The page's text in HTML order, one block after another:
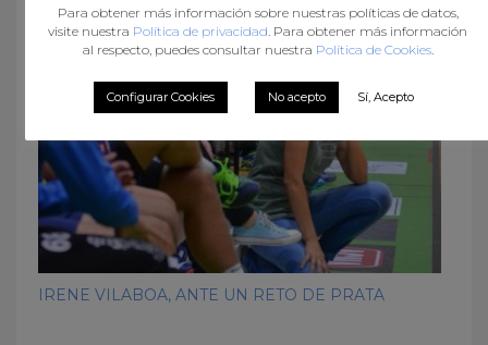
IRENE VILABOA, ANTE UN RETO DE PRATA
Para obtener más información sobre nuestras políticas de datos,
visite nuestra Política de privacidad . Para obtener más información
al respecto, puedes consultar nuestra Política de Cookies.
Configurar Cookies No acepto Sí, Acepto